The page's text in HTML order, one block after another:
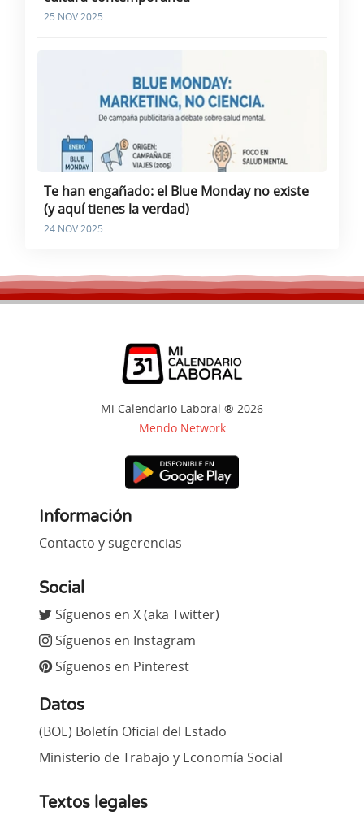
25 NOV 2025
Te han engañado: el Blue Monday no existe
(y aquí tienes la verdad)
24 NOV 2025
Mi Calendario Laboral ® 2026
Mendo Network
Información
Contacto y sugerencias
Social
Síguenos en X (aka Twitter)
Síguenos en Instagram
Síguenos en Pinterest
Datos
(BOE) Boletín Oficial del Estado
Ministerio de Trabajo y Economía Social
Textos legales